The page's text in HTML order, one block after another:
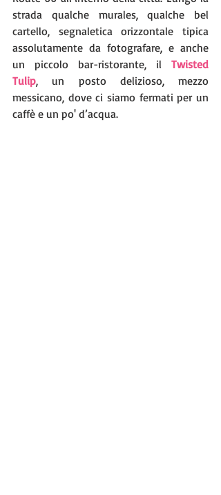
strada qualche murales, qualche bel
cartello, segnaletica orizzontale tipica
assolutamente da fotografare, e anche
un piccolo bar-ristorante, il Twisted
Tulip, un posto delizioso, mezzo
messicano, dove ci siamo fermati per un
caffè e un po' d’acqua.